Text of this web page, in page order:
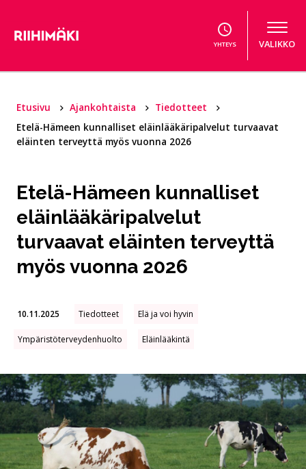
YHTEYS VALIKKO
Etusivu Ajankohtaista
Tiedotteet
Etelä-Hämeen kunnalliset eläinlääkäripalvelut turvaavat
eläinten terveyttä myös vuonna 2026
Etelä-Hämeen kunnalliset
eläinlääkäripalvelut
turvaavat eläinten terveyttä
myös vuonna 2026
10.11.2025 Tiedotteet Elä ja voi hyvin
Ympäristöterveydenhuolto Eläinlääkintä